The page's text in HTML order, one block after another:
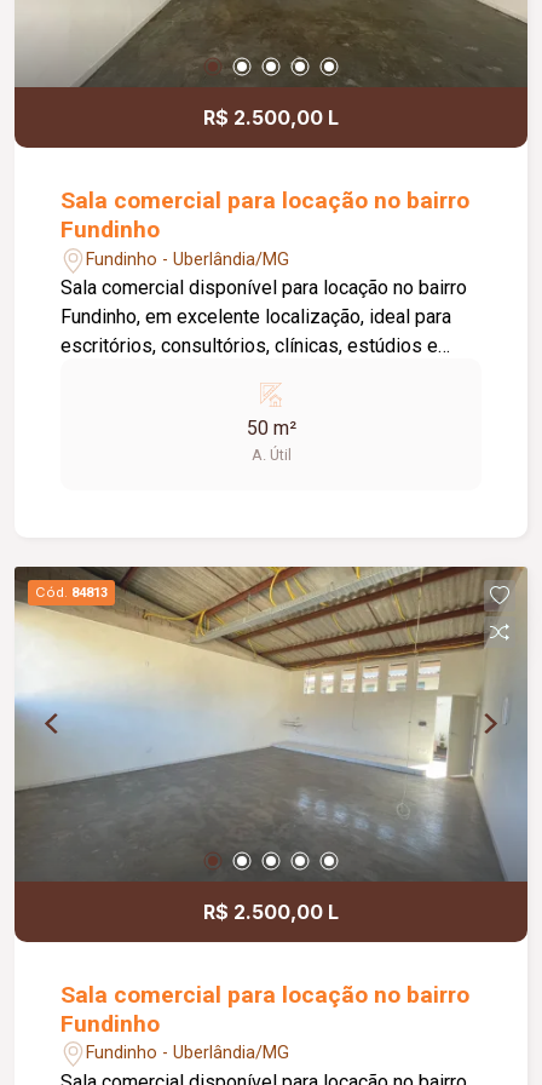
locatário. Entre em contato para mais
informações e agende uma visita.
R$ 2.500,00 L
Sala comercial para locação no bairro
Fundinho
Fundinho - Uberlândia/MG
Sala comercial disponível para locação no bairro
Fundinho, em excelente localização, ideal para
escritórios, consultórios, clínicas, estúdios e
aproximadamente 50 m², forro em gesso, copa,
ponto de água, interfone e acesso por senha,
oferecendo praticidade e funcionalidade para o
banheiros feminino e masculino com
acessibilidade, controle de acesso facial, água
inclusa no condomínio, zelador e limpeza das
áreas comuns, copa, DML (Depósito de Material
de Limpeza), sistema de ronda, alarme, câmeras
de segurança e internet disponível. Como
diferencial, existe a possibilidade de ampliação
da área da sala, conforme a necessidade do
locatário. Entre em contato para mais
informações e agende uma visita.
50 m²
A. Útil
Cód. 84813
R$ 2.500,00 L
Sala comercial para locação no bairro
Fundinho
Fundinho - Uberlândia/MG